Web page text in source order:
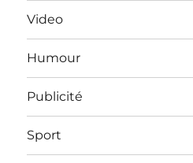
Video
Humour
Publicité
Sport